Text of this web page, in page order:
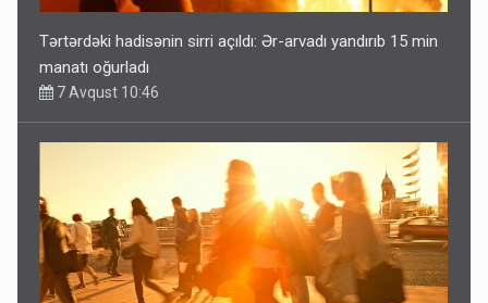
Tərtərdəki hadisənin sirri açıldı: Ər-arvadı yandırıb 15 min
manatı oğurladı
7 Avqust 10:46